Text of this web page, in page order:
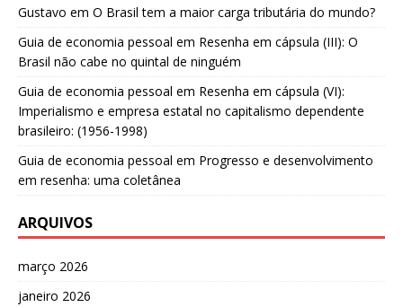
Gustavo em O Brasil tem a maior carga tributária do mundo?
Guia de economia pessoal em Resenha em cápsula (III): O
Brasil não cabe no quintal de ninguém
Guia de economia pessoal em Resenha em cápsula (VI):
Imperialismo e empresa estatal no capitalismo dependente
brasileiro: (1956-1998)
Guia de economia pessoal em Progresso e desenvolvimento
em resenha: uma coletânea
ARQUIVOS
março 2026
janeiro 2026